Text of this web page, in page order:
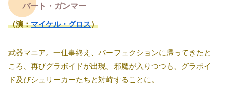
バート・ガンマー
（演：マイケル・グロス）
武器マニア。一仕事終え、パーフェクションに帰ってきたと
ころ、再びグラボイドが出現。邪魔が入りつつも、グラボイ
ド及びシュリーカーたちと対峙することに。